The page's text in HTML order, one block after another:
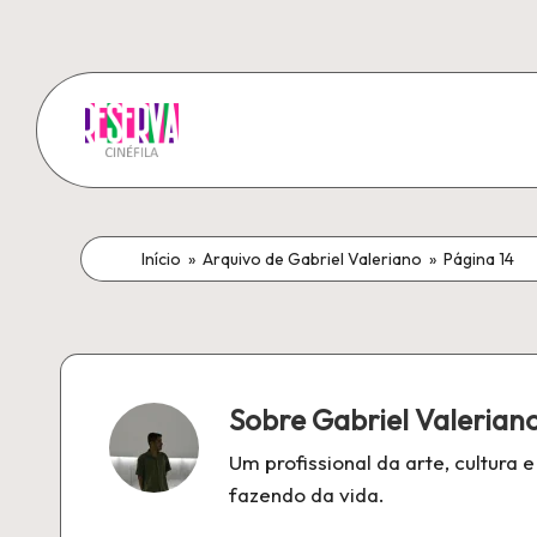
para
conteúdo R
e
s
e
fonte
de
sobre
sétima
arte!
Início » Arquivo de Gabriel Valeriano » Página 14
Sobre Gabriel
Um profissional da arte, cultura
fazendo da vida.